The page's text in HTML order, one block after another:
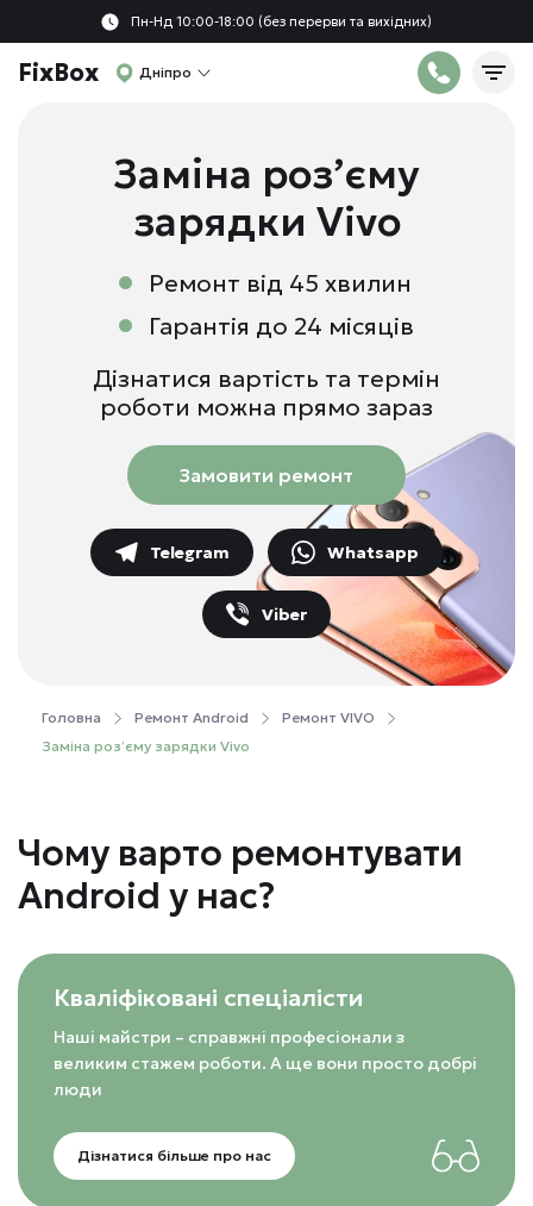
Пн-Нд 10:00-18:00 (без перерви та вихідних)
FixBox Дніпро
Заміна роз’єму
зарядки Vivo
Ремонт від 45 хвилин
Гарантія до 24 місяців
Дізнатися вартість та термін
роботи можна прямо зараз
Замовити ремонт
Telegram Whatsapp
Viber
Головна Ремонт Android
Ремонт VIVO
Заміна роз’єму зарядки Vivo
Чому варто ремонтувати
Android у нас?
Кваліфіковані спеціалісти
Наші майстри – справжні професіонали з
великим стажем роботи. А ще вони просто добрі
люди
Дізнатися більше про нас